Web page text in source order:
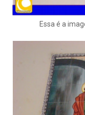
Essa é a